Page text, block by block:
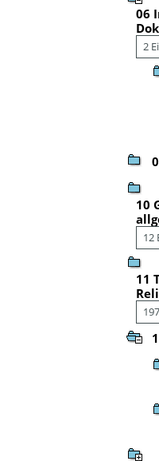
06
2
10
12
11